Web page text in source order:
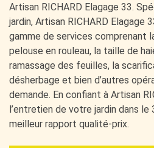
Artisan RICHARD Elagage 33.
jardin, Artisan RICHARD Elagage
gamme de services comprenant
pelouse en rouleau, la taille de
ramassage des feuilles, la
désherbage et bien d’autres
demande. En confiant à Artisan
l’entretien de votre jardin dans le
meilleur rapport qualité-prix.